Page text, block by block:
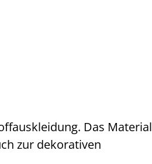
Das Material
zur dekorativen